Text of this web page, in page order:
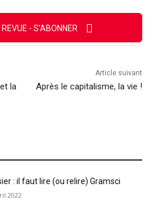
- S'ABONNER
la
Article suivant
Après le capitalisme, la vie !
: il faut lire (ou relire) Gramsci
2022